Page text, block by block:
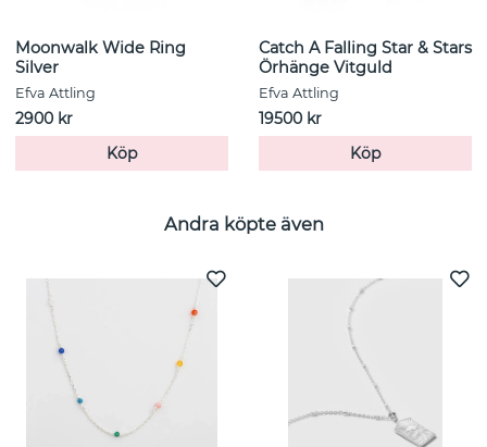
Moonwalk Wide Ring
Silver
Efva Attling
2900 kr
Köp
Catch A Falling Star & Stars
Örhänge Vitguld
Efva Attling
19500 kr
Köp
Andra köpte även